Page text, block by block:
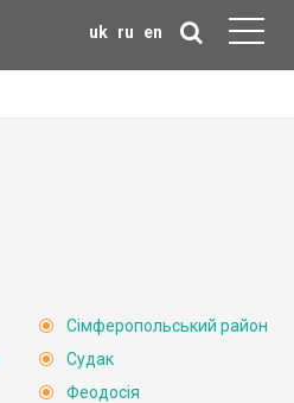
uk ru en
Сімферопольський район
Судак
Феодосія